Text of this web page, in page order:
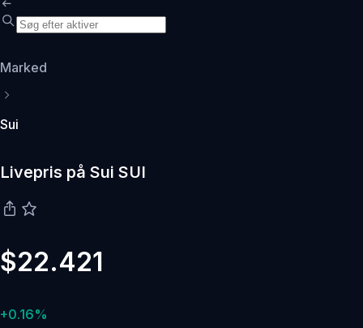
Marked
Sui
Livepris på Sui SUI
$22.421
+0.16%